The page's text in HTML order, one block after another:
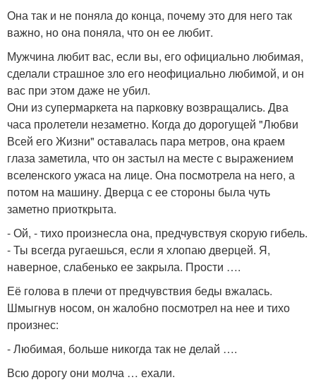
Она так и не поняла до конца, почему это для него так
важно, но она поняла, что он ее любит.
Мужчина любит вас, если вы, его официально любимая,
сделали страшное зло его неофициально любимой, и он
вас при этом даже не убил.
Они из супермаркета на парковку возвращались. Два
часа пролетели незаметно. Когда до дорогущей "Любви
Всей его Жизни" оставалась пара метров, она краем
глаза заметила, что он застыл на месте с выражением
вселенского ужаса на лице. Она посмотрела на него, а
потом на машину. Дверца с ее стороны была чуть
заметно приоткрыта.
- Ой, - тихо произнесла она, предчувствуя скорую гибель.
- Ты всегда ругаешься, если я хлопаю дверцей. Я,
наверное, слабенько ее закрыла. Прости ….
Её голова в плечи от предчувствия беды вжалась.
Шмыгнув носом, он жалобно посмотрел на нее и тихо
произнес:
- Любимая, больше никогда так не делай ….
Всю дорогу они молча … ехали.